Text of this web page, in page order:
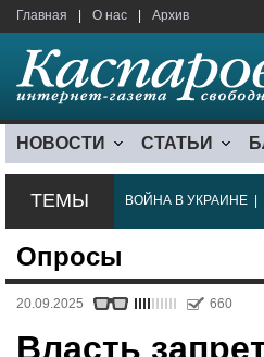
Главная О нас Архив
НОВОСТИ СТАТЬИ
ТЕМЫ ВОЙНА В УКРАИНЕ
Опросы
20.09.2025 660
Власть